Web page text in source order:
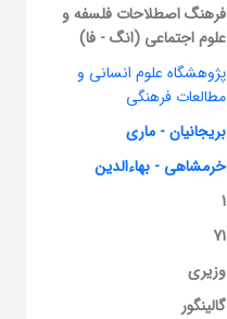
فرهنگ اصطلاحات فلسفه و
علوم اجتماعی (انگ - فا)
پژوهشگاه علوم انسانی و
مطالعات فرهنگی
بریجانیان - ماری
خرمشاهی - بهاءالدین
1
71
وزیری
گالینگور